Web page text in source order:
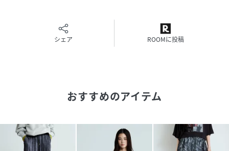
(674791-19-09 RR6814)
シェア ROOMに投稿
おすすめのアイテム